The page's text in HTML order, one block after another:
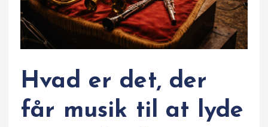
Hvad er det, der
får musik til at lyde